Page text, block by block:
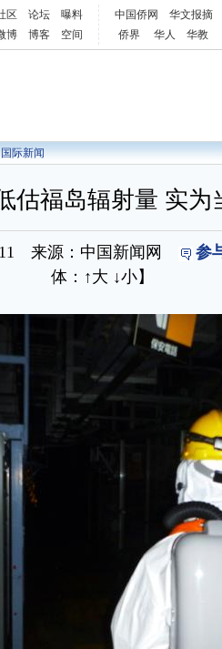
区 论坛
曝料
博
博客 空间
中国侨网
华文报摘
侨界
华人 华教
国际新闻
估福岛辐射量 实为
来源：中国新闻网
参
体： ↑大 ↓小】